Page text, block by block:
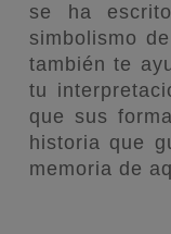
se ha
simbolismo
también te
tu
que sus
historia que
memoria de